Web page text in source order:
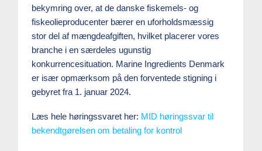
bekymring over, at de danske fiskemels- og
fiskeolieproducenter bærer en uforholdsmæssig
stor del af mængdeafgiften, hvilket placerer vores
branche i en særdeles ugunstig
konkurrencesituation. Marine Ingredients Denmark
er især opmærksom på den forventede stigning i
gebyret fra 1. januar 2024.
Læs hele høringssvaret her: MID høringssvar til
bekendtgørelsen om betaling for kontrol